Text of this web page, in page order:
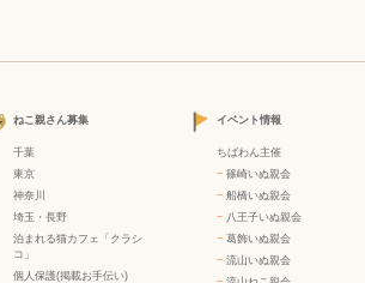
ねこ親さん募集
千葉
東京
神奈川
埼玉・長野
泊まれる猫カフェ「クラシ
コ」
個人保護(掲載お手伝い)
イベント情報
ちばわん主催
− 篠崎いぬ親会
− 船橋いぬ親会
− 八王子いぬ親会
− 葛飾いぬ親会
− 流山いぬ親会